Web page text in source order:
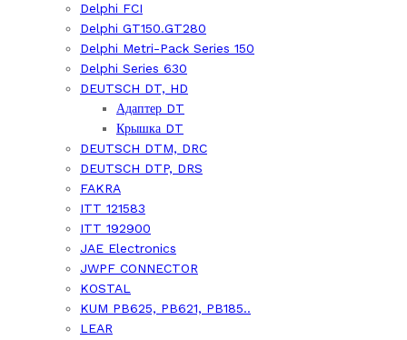
Delphi FCI
Delphi GT150.GT280
Delphi Metri-Pack Series 150
Delphi Series 630
DEUTSCH DT, HD
Адаптер DT
Крышка DT
DEUTSCH DTM, DRC
DEUTSCH DTP, DRS
FAKRA
ITT 121583
ITT 192900
JAE Electronics
JWPF CONNECTOR
KOSTAL
KUM PB625, PB621, PB185..
LEAR